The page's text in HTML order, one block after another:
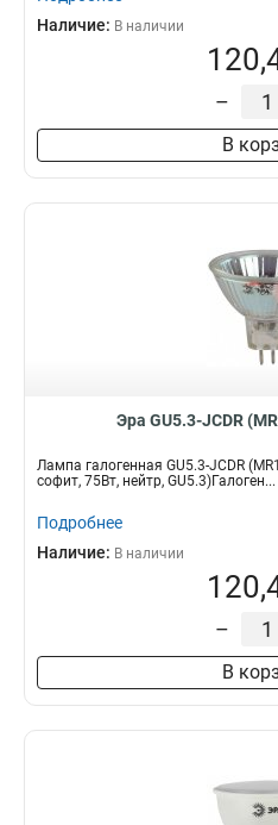
Наличие: В наличии
–
В
Эра GU5.3-JCDR
Лампа галогенная GU5.3-JCDR
софит, 75Вт, нейтр, GU5.3)Галоген...
Подробнее
Наличие: В наличии
–
В